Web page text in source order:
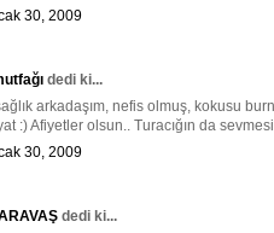
30, 2009
dedi ki...
arkadaşım, nefis olmuş, kokusu
:) Afiyetler olsun.. Turacığın da
30, 2009
dedi ki...